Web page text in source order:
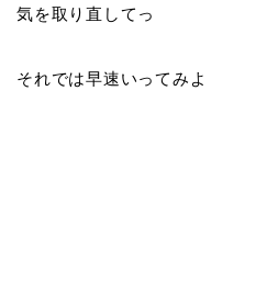
気を取り直してっ
それでは早速いってみよ